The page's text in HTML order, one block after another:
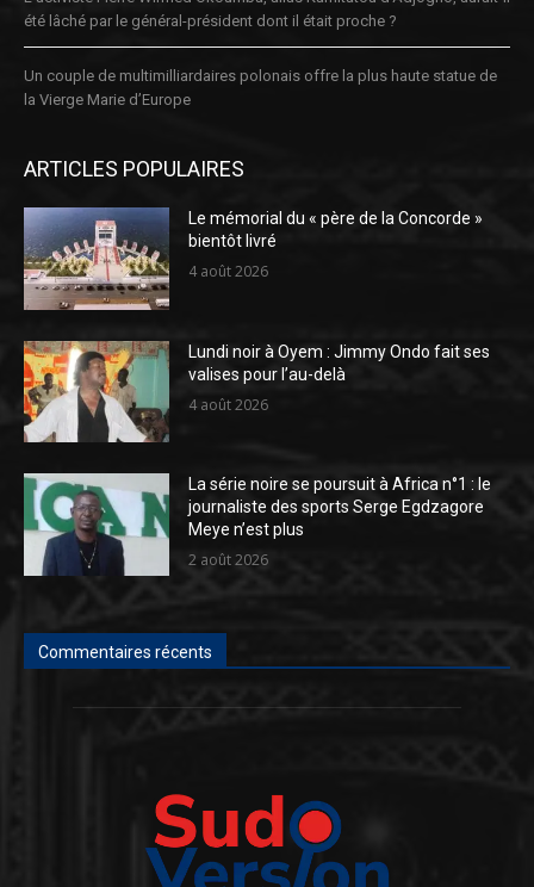
été lâché par le général-président dont il était proche ?
Un couple de multimilliardaires polonais offre la plus haute statue de
la Vierge Marie d’Europe
ARTICLES POPULAIRES
Le mémorial du « père de la Concorde »
bientôt livré
4 août 2026
Lundi noir à Oyem : Jimmy Ondo fait ses
valises pour l’au-delà
4 août 2026
La série noire se poursuit à Africa n°1 : le
journaliste des sports Serge Egdzagore
Meye n’est plus
2 août 2026
Commentaires récents